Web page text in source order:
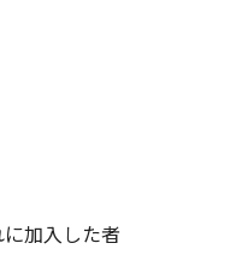
加入した者